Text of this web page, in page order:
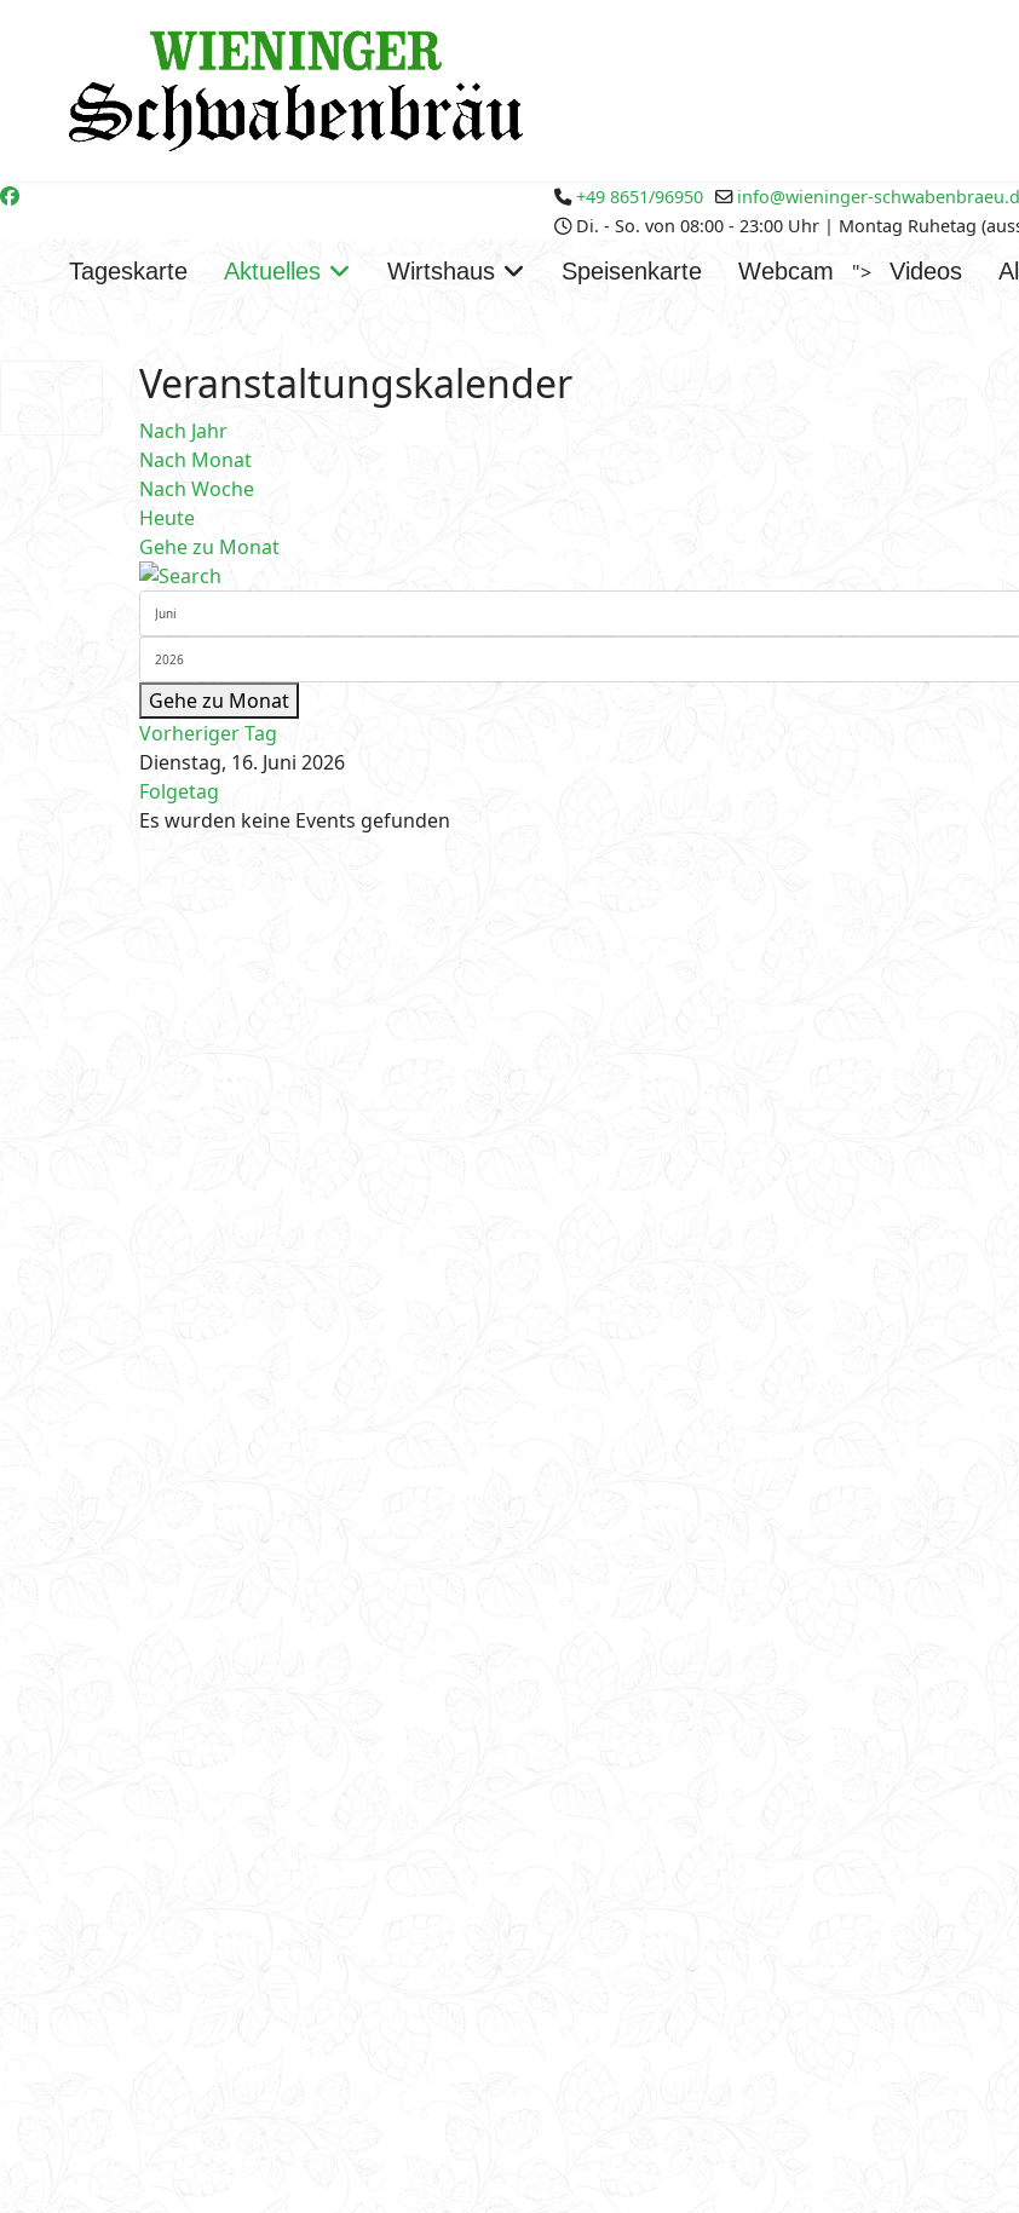
Tageskarte Aktuelles Wirtshaus Speisenkarte Webcam "> Videos
+49 8651/96950
info@wieninger-
Di. - So. von 08:00 - 23:00 Uhr | Montag Ruhetag
Veranstaltungskalender
Nach Jahr
Nach Monat
Nach Woche
Heute
Gehe zu Monat
Gehe zu Monat
Vorheriger Tag
Dienstag, 16. Juni 2026
Folgetag
Es wurden keine Events gefunden